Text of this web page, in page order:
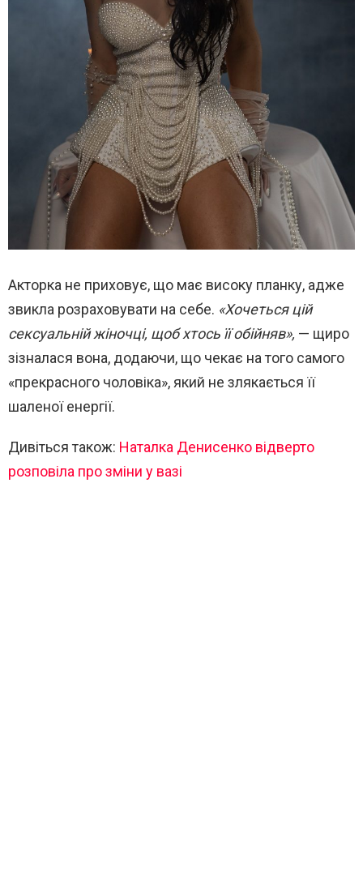
Акторка не приховує, що має високу планку, адже
звикла розраховувати на себе. «Хочеться цій
сексуальній жіночці, щоб хтось її обійняв», — щиро
зізналася вона, додаючи, що чекає на того самого
«прекрасного чоловіка», який не злякається її
шаленої енергії.
Дивіться також: Наталка Денисенко відверто
розповіла про зміни у вазі